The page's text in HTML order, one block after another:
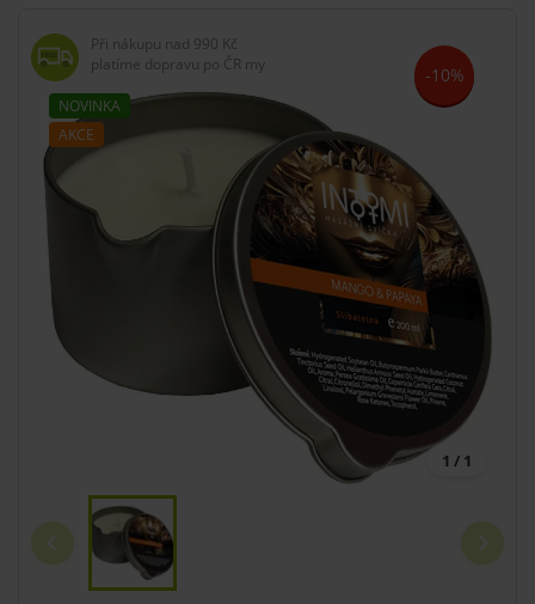
Při nákupu nad 990 Kč
platíme dopravu po ČR my
NOVINKA
AKCE
-10%
1 / 1